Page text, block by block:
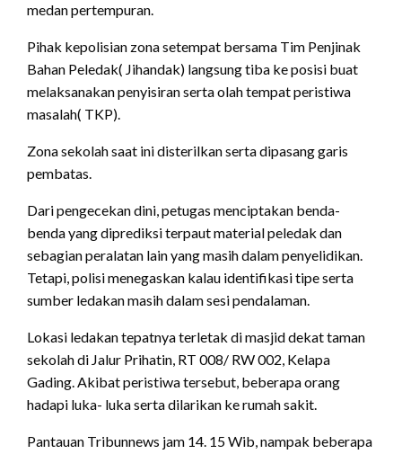
medan pertempuran.
Pihak kepolisian zona setempat bersama Tim Penjinak
Bahan Peledak( Jihandak) langsung tiba ke posisi buat
melaksanakan penyisiran serta olah tempat peristiwa
masalah( TKP).
Zona sekolah saat ini disterilkan serta dipasang garis
pembatas.
Dari pengecekan dini, petugas menciptakan benda-
benda yang diprediksi terpaut material peledak dan
sebagian peralatan lain yang masih dalam penyelidikan.
Tetapi, polisi menegaskan kalau identifikasi tipe serta
sumber ledakan masih dalam sesi pendalaman.
Lokasi ledakan tepatnya terletak di masjid dekat taman
sekolah di Jalur Prihatin, RT 008/ RW 002, Kelapa
Gading. Akibat peristiwa tersebut, beberapa orang
hadapi luka- luka serta dilarikan ke rumah sakit.
Pantauan Tribunnews jam 14. 15 Wib, nampak beberapa